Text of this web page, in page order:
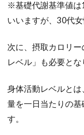
は
※基礎代謝基準値は
いいますが、30代
次に、摂取カロリ
レベル」も必要とな
身体活動レベルと
量を一日当たりの
す。